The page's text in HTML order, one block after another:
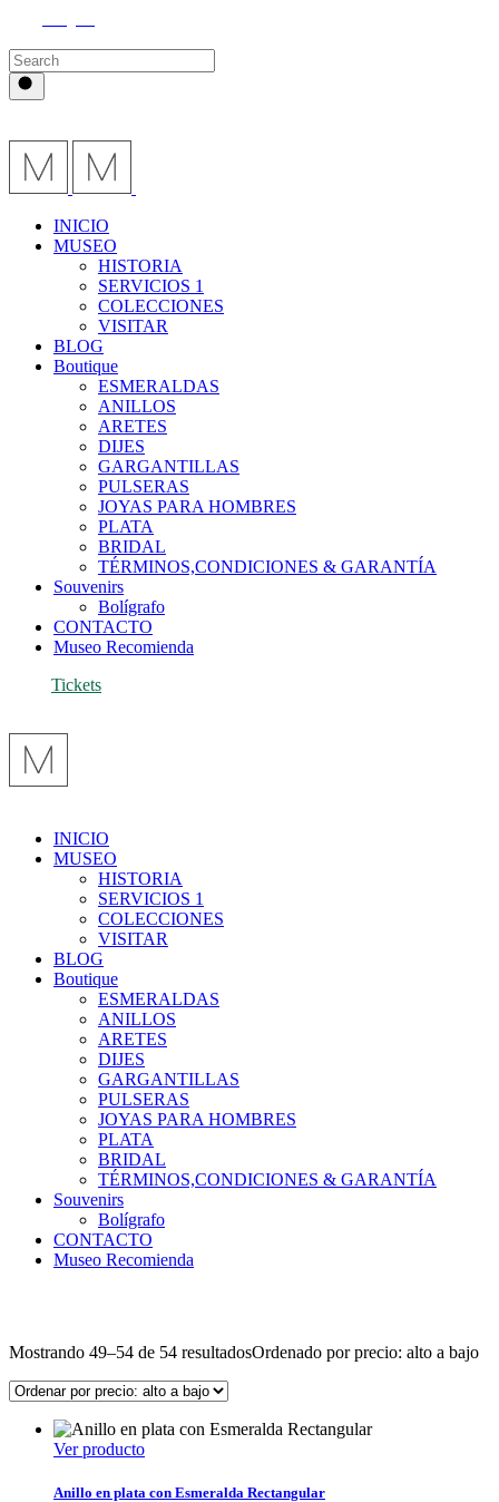
INICIO
MUSEO
HISTORIA
SERVICIOS 1
COLECCIONES
VISITAR
BLOG
Boutique
ESMERALDAS
ANILLOS
ARETES
DIJES
GARGANTILLAS
PULSERAS
JOYAS PARA HOMBRES
PLATA
BRIDAL
TÉRMINOS,CONDICIONES & GARANTÍA
Souvenirs
Bolígrafo
CONTACTO
Museo Recomienda
Tickets
INICIO
MUSEO
HISTORIA
SERVICIOS 1
COLECCIONES
VISITAR
BLOG
Boutique
ESMERALDAS
ANILLOS
ARETES
DIJES
GARGANTILLAS
PULSERAS
JOYAS PARA HOMBRES
PLATA
BRIDAL
TÉRMINOS,CONDICIONES & GARANTÍA
Souvenirs
Bolígrafo
CONTACTO
Museo Recomienda
Mostrando 49–54 de 54 resultadosOrdenado por precio: alto a bajo
Ver producto
Anillo en plata con Esmeralda Rectangular